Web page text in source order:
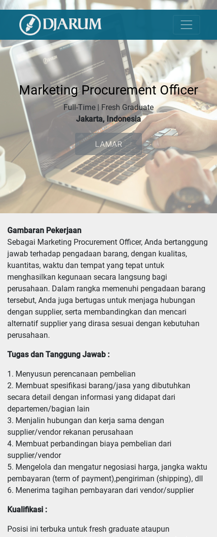
Marketing Procurement Officer
Full-Time | Fresh Graduate
Jakarta, Indonesia
LAMAR
Gambaran Pekerjaan
Sebagai Marketing Procurement Officer, Anda bertanggung
jawab terhadap pengadaan barang, dengan kualitas,
kuantitas, waktu dan tempat yang tepat untuk
menghasilkan kegunaan secara langsung bagi
perusahaan. Dalam rangka memenuhi pengadaan barang
tersebut, Anda juga bertugas untuk menjaga hubungan
dengan supplier, serta membandingkan dan mencari
alternatif supplier yang dirasa sesuai dengan kebutuhan
perusahaan.
Tugas dan Tanggung Jawab :
1. Menyusun perencanaan pembelian
2. Membuat spesifikasi barang/jasa yang dibutuhkan
secara detail dengan informasi yang didapat dari
departemen/bagian lain
3. Menjalin hubungan dan kerja sama dengan
supplier/vendor rekanan perusahaan
4. Membuat perbandingan biaya pembelian dari
supplier/vendor
5. Mengelola dan mengatur negosiasi harga, jangka waktu
pembayaran (term of payment),pengiriman (shipping), dll
6. Menerima tagihan pembayaran dari vendor/supplier
Kualifikasi :
Posisi ini terbuka untuk fresh graduate ataupun